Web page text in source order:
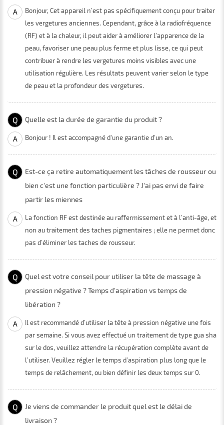
A
Bonjour, Cet appareil n’est pas spécifiquement conçu pour traiter
les vergetures anciennes. Cependant, grâce à la radiofréquence
(RF) et à la chaleur, il peut aider à améliorer l’apparence de la
peau, favoriser une peau plus ferme et plus lisse, ce qui peut
contribuer à rendre les vergetures moins visibles avec une
utilisation régulière. Les résultats peuvent varier selon le type
de peau et la profondeur des vergetures.
Q Quelle est la durée de garantie du produit ?
A Bonjour ! Il est accompagné d'une garantie d'un an.
Q
Est-ce ça retire automatiquement les tâches de rousseur ou
bien c'est une fonction particulière ? J'ai pas envi de faire
partir les miennes
A
La fonction RF est destinée au raffermissement et à l’anti-âge, et
non au traitement des taches pigmentaires ; elle ne permet donc
pas d’éliminer les taches de rousseur.
Q
Quel est votre conseil pour utiliser la tête de massage à
pression négative ? Temps d'aspiration vs temps de
libération ?
A
Il est recommandé d’utiliser la tête à pression négative une fois
par semaine. Si vous avez effectué un traitement de type gua sha
sur le dos, veuillez attendre la récupération complète avant de
l’utiliser. Veuillez régler le temps d’aspiration plus long que le
temps de relâchement, ou bien définir les deux temps sur 0.
Q
Je viens de commander le produit quel est le délai de
livraison ?